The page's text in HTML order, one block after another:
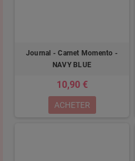
Journal - Carnet Momento -
NAVY BLUE
10,90 €
ACHETER